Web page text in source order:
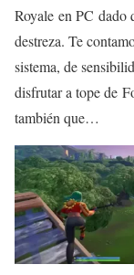
Royale en PC dado
destreza. Te
sistema, de
disfrutar a tope de
también que…